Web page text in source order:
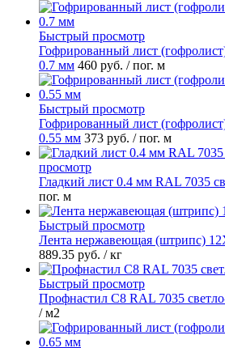
Быстрый просмотр
Гофрированный лист
0.7 мм 460 руб. / пог. м
Быстрый просмотр
Гофрированный лист
0.55 мм 373 руб. / пог. м
просмотр
Гладкий лист 0.4 мм RAL 7035
пог. м
Быстрый просмотр
Лента нержавеющая (штрипс)
889.35 руб. / кг
Быстрый просмотр
Профнастил С8 RAL 7035
/ м2